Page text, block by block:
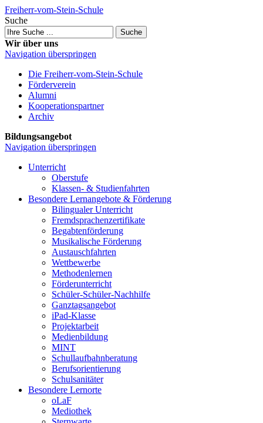
Freiherr-vom-Stein-Schule
Suche
Suche
Wir über uns
Navigation überspringen
Die Freiherr-vom-Stein-Schule
Förderverein
Alumni
Kooperations­partner
Archiv
Bildungsangebot
Navigation überspringen
Unterricht
Oberstufe
Klassen- & Studien­fahrten
Besondere Lernangebote & Förderung
Bilingualer Unterricht
Fremdsprachen­zertifikate
Begabten­förderung
Musikalische Förderung
Austausch­fahrten
Wettbewerbe
Methoden­lernen
Förder­unterricht
Schüler-Schüler-Nachhilfe
Ganztags­angebot
iPad-Klasse
Projekt­arbeit
Medien­bildung
MINT
Schullaufbahnberatung
Berufs­orientierung
Schul­sanitäter
Besondere Lernorte
oLaF
Mediothek